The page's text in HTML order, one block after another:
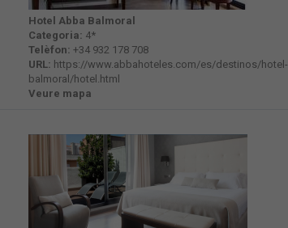
Hotel Abba Balmoral
Categoria: 4*
Telèfon: +34 932 178 708
URL: https://www.abbahoteles.com/es/destinos/hotel-
balmoral/hotel.html
Veure mapa